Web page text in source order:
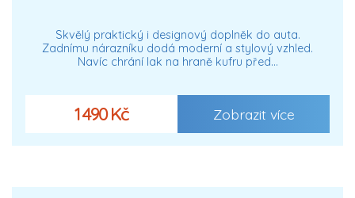
Skvělý praktický i designový doplněk do auta.
Zadnímu nárazníku dodá moderní a stylový vzhled.
Navíc chrání lak na hraně kufru před…
1 490 Kč Zobrazit více